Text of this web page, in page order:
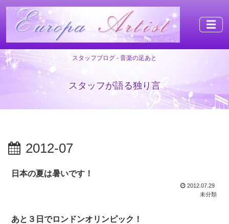
☰
スタッフブログ - 音楽の足あと
スタッフが語る独り言
2012-07
日本の夏は暑いです！
2012.07.29
未分類
あと３日でロンドンオリンピック！